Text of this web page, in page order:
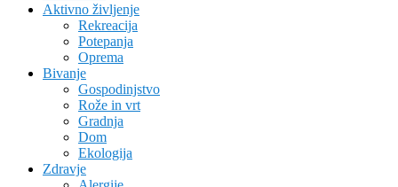
Aktivno življenje
Rekreacija
Potepanja
Oprema
Bivanje
Gospodinjstvo
Rože in vrt
Gradnja
Dom
Ekologija
Zdravje